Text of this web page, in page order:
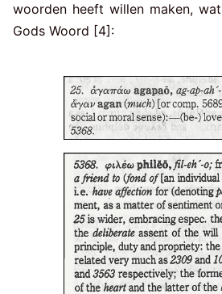
woorden heeft willen maken,
Gods Woord [4]: